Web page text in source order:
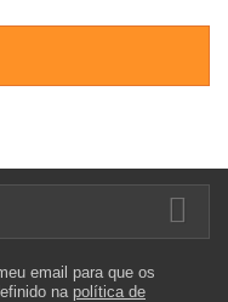
email para que os
na política de